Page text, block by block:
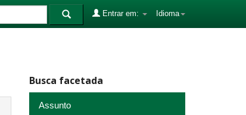
Idioma
Entrar em:
Busca facetada
Assunto